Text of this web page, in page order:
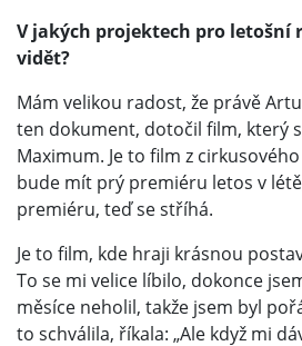
V jakých projektech pro letošní
vidět?
Mám velikou radost, že právě
ten dokument, dotočil film, který
Maximum. Je to film z
bude mít prý premiéru letos v
premiéru, teď se stříhá.
Je to film, kde hraji krásnou
To se mi velice líbilo, dokonce
měsíce neholil, takže jsem byl
to schválila, říkala: „Ale když mi